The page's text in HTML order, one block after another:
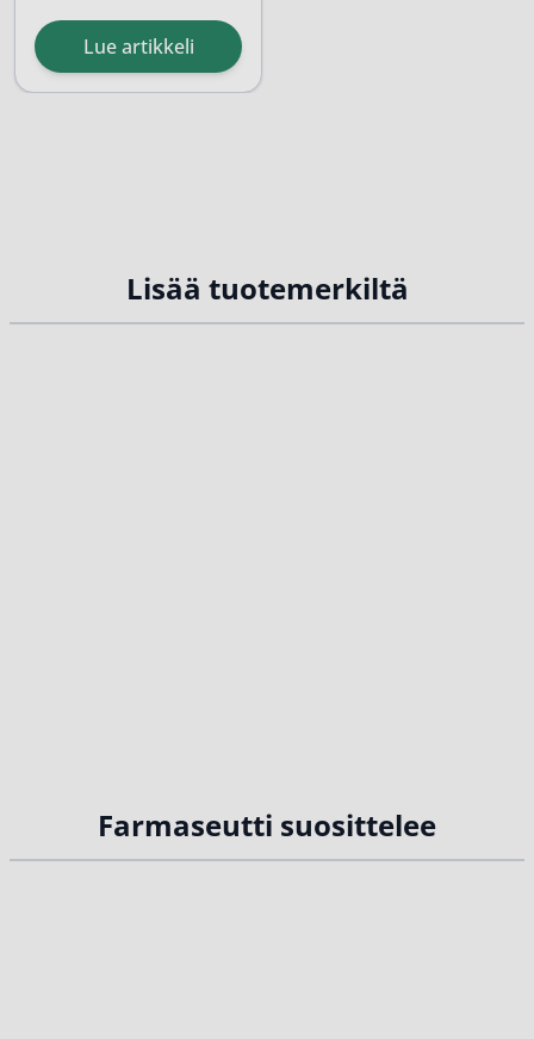
olevan mm.
immuunipuolustuksen, luuston
Lue artikkeli
Lisää tuotemerkiltä
Farmaseutti suosittelee